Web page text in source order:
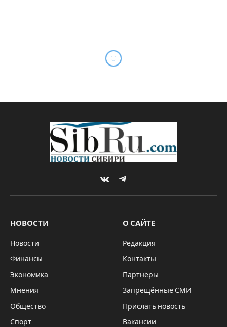
VKontakteTelegram
НОВОСТИ
Новости
Финансы
Экономика
Мнения
Общество
Спорт
О САЙТЕ
Редакция
Контакты
Партнёры
Запрещённые СМИ
Прислать новость
Вакансии